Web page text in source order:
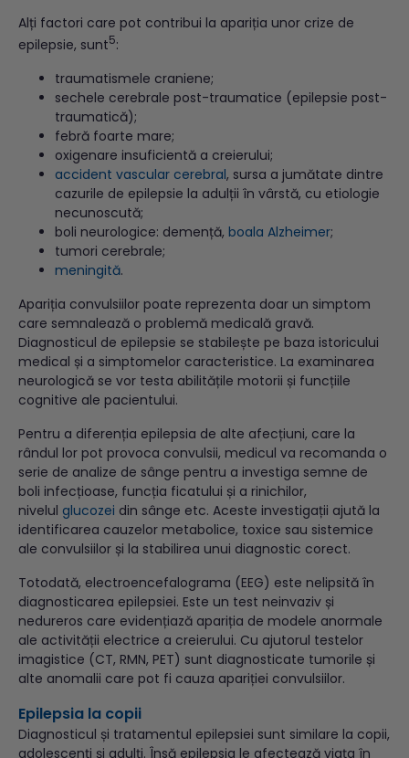
Alți factori care pot contribui la apariția unor crize de
epilepsie, sunt5:
traumatismele craniene;
sechele cerebrale post-traumatice (epilepsie post-
traumatică);
febră foarte mare;
oxigenare insuficientă a creierului;
accident vascular cerebral, sursa a jumătate dintre
cazurile de epilepsie la adulții în vârstă, cu etiologie
necunoscută;
boli neurologice: demență, boala Alzheimer;
tumori cerebrale;
meningită.
Apariția convulsiilor poate reprezenta doar un simptom
care semnalează o problemă medicală gravă.
Diagnosticul de epilepsie se stabilește pe baza istoricului
medical și a simptomelor caracteristice. La examinarea
neurologică se vor testa abilitățile motorii și funcțiile
cognitive ale pacientului.
Pentru a diferenția epilepsia de alte afecțiuni, care la
rândul lor pot provoca convulsii, medicul va recomanda o
serie de analize de sânge pentru a investiga semne de
boli infecțioase, funcția ficatului și a rinichilor,
nivelul glucozei din sânge etc. Aceste investigații ajută la
identificarea cauzelor metabolice, toxice sau sistemice
ale convulsiilor și la stabilirea unui diagnostic corect.
Totodată, electroencefalograma (EEG) este nelipsită în
diagnosticarea epilepsiei. Este un test neinvaziv și
nedureros care evidențiază apariția de modele anormale
ale activității electrice a creierului. Cu ajutorul testelor
imagistice (CT, RMN, PET) sunt diagnosticate tumorile și
alte anomalii care pot fi cauza apariției convulsiilor.
Epilepsia la copii
Diagnosticul și tratamentul epilepsiei sunt similare la copii,
adolescenți și adulți. Însă epilepsia le afectează viața în